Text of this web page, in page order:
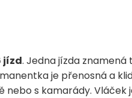
jízd. Jedna jízda znamená
je přenosná a
s kamarády. Vláček